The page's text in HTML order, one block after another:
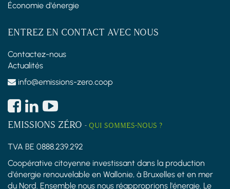
Économie d'énergie
ENTREZ EN CONTACT AVEC NOUS
Contactez-nous
Actualités
info@emissions-zero.coop
EMISSIONS ZÉRO - QUI SOMMES-NOUS ?
TVA BE 0888.239.292
Coopérative citoyenne investissant dans la production
d'énergie renouvelable en Wallonie, à Bruxelles et en mer
du Nord. Ensemble nous nous réapproprions l'énergie. Le